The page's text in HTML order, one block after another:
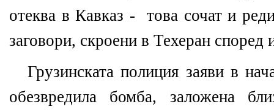
отеква в Кавказ -
това сочат и
заговори, скроени в Техеран според
Грузинската полиция заяви в
обезвредила бомба, заложена